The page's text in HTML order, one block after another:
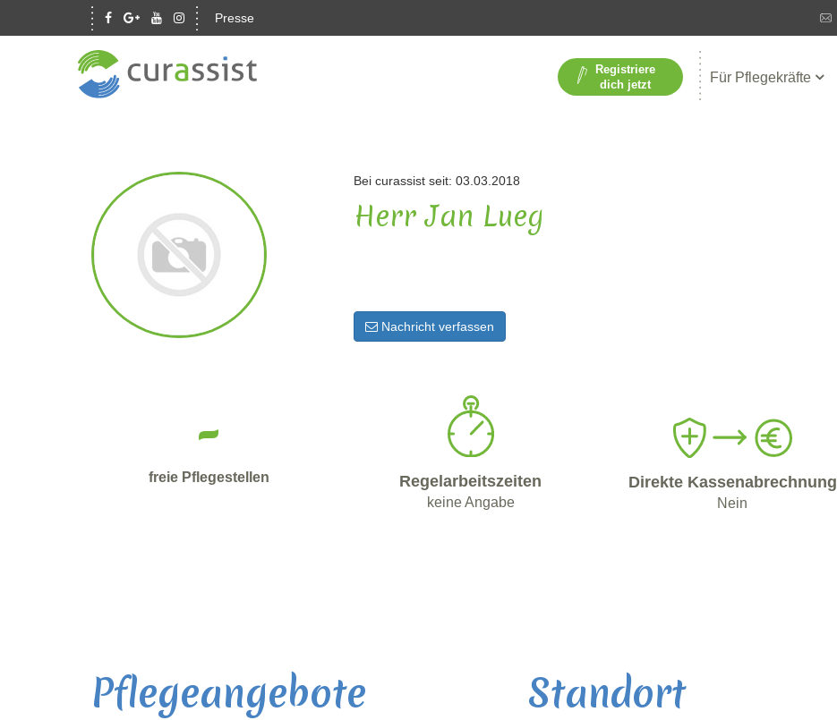
Presse
Für Pflegekräfte
Registriere
dich jetzt
Bei curassist seit: 03.03.2018
Herr Jan Lueg
Nachricht verfassen
-
freie Pflegestellen Regelarbeitszeiten
keine Angabe
Direkte Kassenabrechnung
Nein
Pflegeangebote Standort